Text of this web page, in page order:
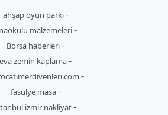
ahşap oyun parkı-
malzemeleri-
Borsa haberleri-
eva zemin kaplama-
-
fasulye masa-
izmir nakliyat-